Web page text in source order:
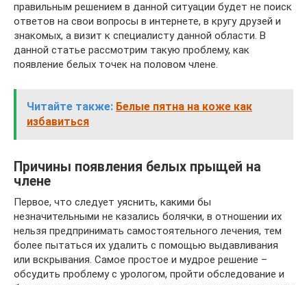
правильным решением в данной ситуации будет не поиск
ответов на свои вопросы в интернете, в кругу друзей и
знакомых, а визит к специалисту данной области. В
данной статье рассмотрим такую проблему, как
появление белых точек на половом члене.
Читайте также: Белые пятна на коже как
избавиться
Причины появления белых прыщей на
члене
Первое, что следует уяснить, какими бы
незначительными не казались болячки, в отношении их
нельзя предпринимать самостоятельного лечения, тем
более пытаться их удалить с помощью выдавливания
или вскрывания. Самое простое и мудрое решение –
обсудить проблему с урологом, пройти обследование и